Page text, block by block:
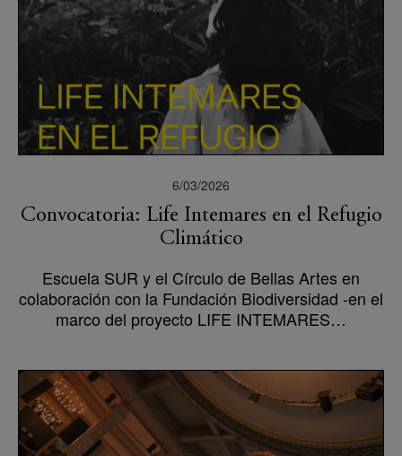
6/03/2026
Convocatoria: Life Intemares en el Refugio
Climático
Escuela SUR y el Círculo de Bellas Artes en
colaboración con la Fundación Biodiversidad -en el
marco del proyecto LIFE INTEMARES…